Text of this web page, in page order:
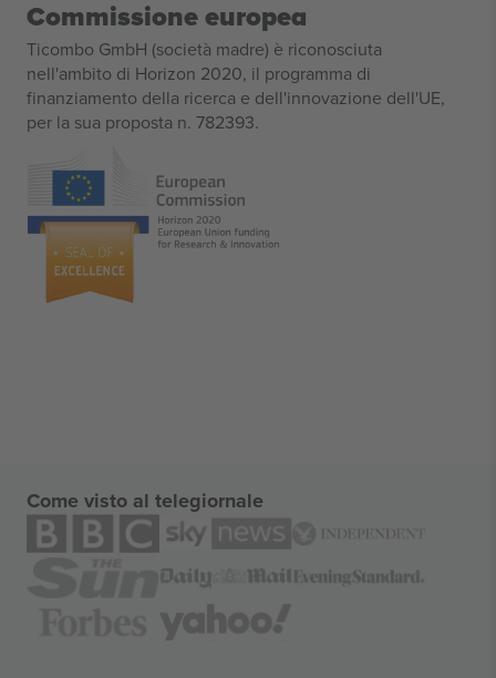
Commissione europea
Ticombo GmbH (società madre) è riconosciuta
nell'ambito di Horizon 2020, il programma di
finanziamento della ricerca e dell'innovazione dell'UE,
per la sua proposta n. 782393.
Come visto al telegiornale